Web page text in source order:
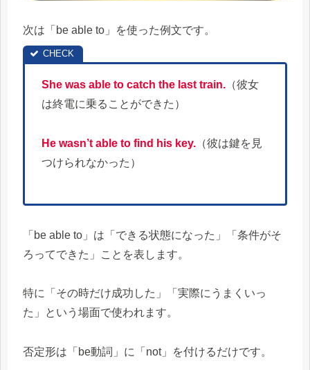
次は「be able to」を使った例文です。
She was able to catch the last train. （彼女
は終電に乗ることができた）
He wasn’t able to find his key. （彼は鍵を見
つけられなかった）
「be able to」は「できる状態になった」「条件がそ
ろってできた」ことを表します。
特に「その時だけ成功した」「実際にうまくいっ
た」という場面で使われます。
否定形は「be動詞」に「not」を付けるだけです。